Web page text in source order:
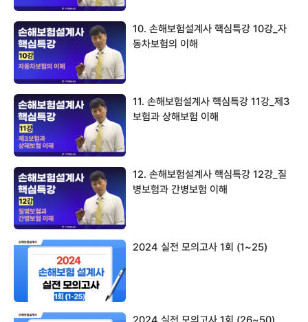
10. 손해보험설계사 핵심특강 10강_자
동차보험의 이해
11. 손해보험설계사 핵심특강 11강_제3
보험과 상해보험 이해
12. 손해보험설계사 핵심특강 12강_질
병보험과 간병보험 이해
2024 실전 모의고사 1회 (1~25)